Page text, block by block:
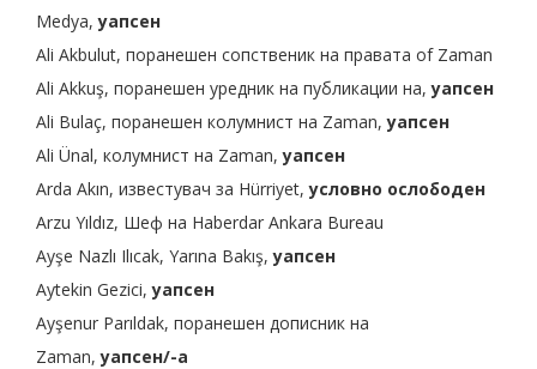
Medya,уапсен
Ali Akbulut, поранешен сопственик на правата of Zaman
Ali Akkuş, поранешен уредник на публикации на,уапсен
Ali Bulaç, поранешен колумнист на Zaman,уапсен
Ali Ünal, колумнист на Zaman,уапсен
Arda Akın, известувач за Hürriyet,условно ослободен
Arzu Yıldız, Шеф на Haberdar Ankara Bureau
Ayşe Nazlı Ilıcak, Yarına Bakış,уапсен
Aytekin Gezici,уапсен
Ayşenur Parıldak, поранешен дописник на
Zaman, уапсен/-а